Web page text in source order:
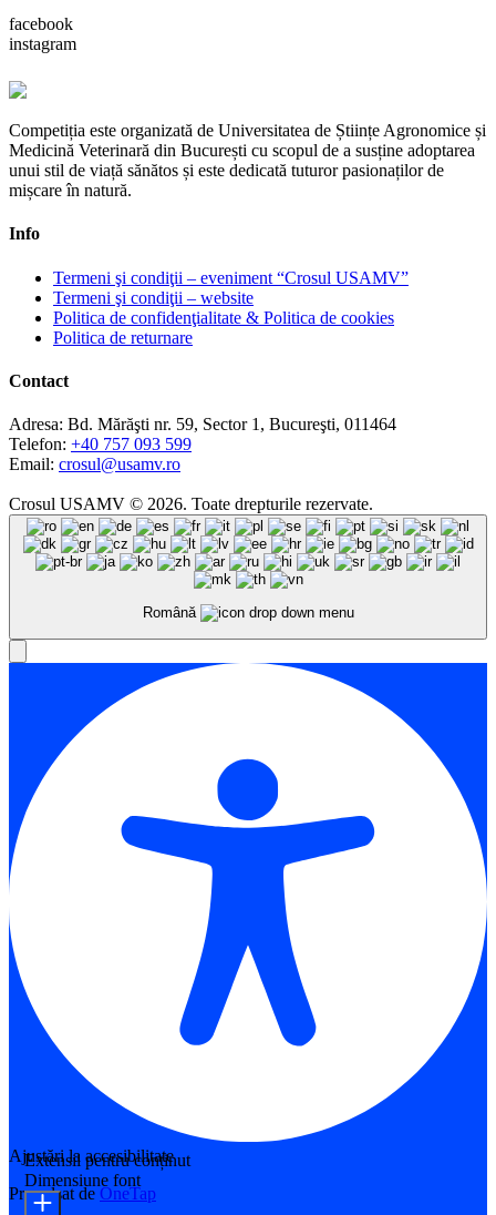
facebook
instagram
Competiția este organizată de Universitatea de Științe Agronomice și
Medicină Veterinară din București cu scopul de a susține adoptarea
unui stil de viață sănătos și este dedicată tuturor pasionaților de
mișcare în natură.
Info
Termeni şi condiţii – eveniment “Crosul USAMV”
Termeni şi condiţii – website
Politica de confidenţialitate & Politica de cookies
Politica de returnare
Contact
Adresa: Bd. Mărăşti nr. 59, Sector 1, Bucureşti, 011464
Telefon: +40 757 093 599
Email: crosul@usamv.ro
Crosul USAMV © 2026. Toate drepturile rezervate.
Română
Ajustări la accesibilitate
Propulsat de OneTap
Extensii pentru conținut
Dimensiune font